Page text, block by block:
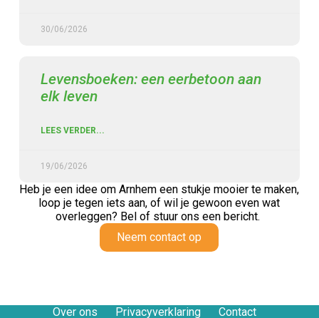
30/06/2026
Levensboeken: een eerbetoon aan
elk leven
LEES VERDER...
19/06/2026
Heb je een idee om Arnhem een stukje mooier te maken,
loop je tegen iets aan,of wil je gewoon even wat
overleggen? Bel of stuur ons een bericht.
Neem contact op
Over ons Privacyverklaring Contact